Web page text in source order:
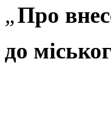
„Про
до